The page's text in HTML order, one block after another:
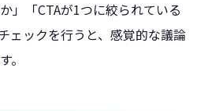
」「CTAが1つに絞られている
ェックを行うと、感覚的な議論
。